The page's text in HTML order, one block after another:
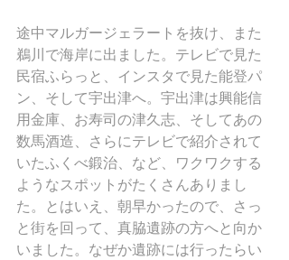
途中マルガージェラートを抜け、また
鵜川で海岸に出ました。テレビで見た
民宿ふらっと、インスタで見た能登パ
ン、そして宇出津へ。宇出津は興能信
用金庫、お寿司の津久志、そしてあの
数馬酒造、さらにテレビで紹介されて
いたふくべ鍛治、など、ワクワクする
ようなスポットがたくさんありまし
た。とはいえ、朝早かったので、さっ
と街を回って、真脇遺跡の方へと向か
いました。なぜか遺跡には行ったらい